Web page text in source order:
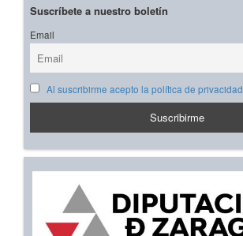
Suscríbete a nuestro boletín
Email
Al suscribirme acepto la política de privacidad